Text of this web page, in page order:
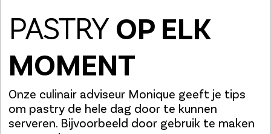
PASTRY OP ELK
MOMENT
Onze culinair adviseur Monique geeft je tips
om pastry de hele dag door te kunnen
serveren. Bijvoorbeeld door gebruik te maken